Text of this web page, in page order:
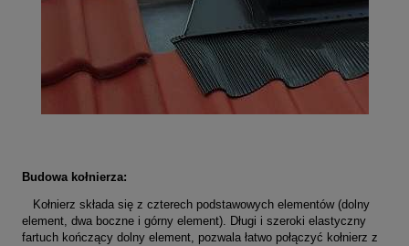
Budowa kołnierza:
Kołnierz składa się z czterech podstawowych elementów (dolny
element, dwa boczne i górny element). Długi i szeroki elastyczny
fartuch kończący dolny element, pozwala łatwo połączyć kołnierz z